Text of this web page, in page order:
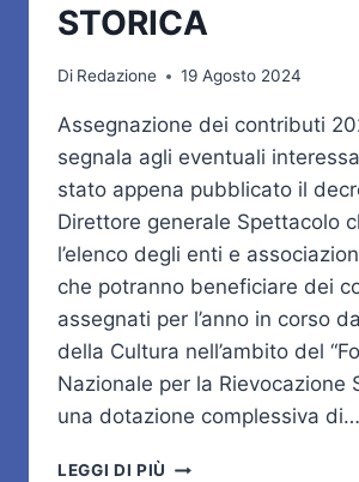
STORICA
Di Redazione 19 Agosto 2024
Assegnazione dei contributi
segnala agli eventuali
stato appena pubblicato il
Direttore generale Spettacolo
l’elenco degli enti e
che potranno beneficiare dei
assegnati per l’anno in corso
della Cultura nell’ambito del
Nazionale per la Rievocazione
una dotazione complessiva di…
LEGGI DI PIÙ FONDO